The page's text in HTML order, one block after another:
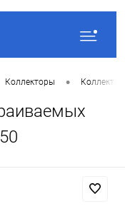
Коллекторы •